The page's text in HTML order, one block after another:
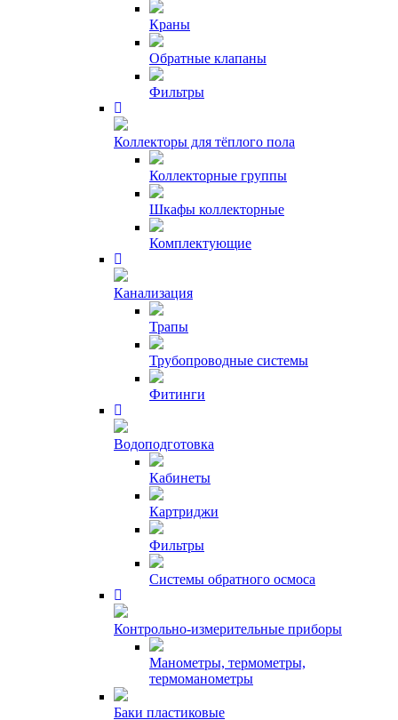
Краны
Обратные клапаны
Фильтры
Коллекторы для тёплого пола
Коллекторные группы
Шкафы коллекторные
Комплектующие
Канализация
Трапы
Трубопроводные системы
Фитинги
Водоподготовка
Кабинеты
Картриджи
Фильтры
Системы обратного осмоса
Контрольно-измерительные приборы
Манометры, термометры,
термоманометры
Баки пластиковые